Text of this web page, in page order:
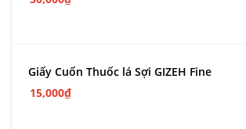
Giấy Cuốn Thuốc lá Sợi GIZEH Fine
15,000₫